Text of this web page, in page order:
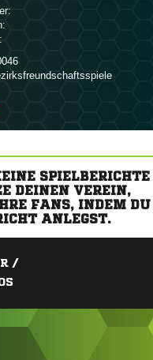
SPIELBERICHTE
DEINEN VEREIN,
FANS, INDEM DU
ANLEGST.
/